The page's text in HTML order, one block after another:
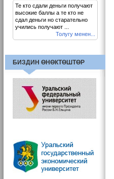
Те кто сдали деньги получают
высокие баллы а те кто не
сдал деньги но старательно
учились получают ...
Толугу менен...
БИЗДИН ӨНӨКТӨШТӨР